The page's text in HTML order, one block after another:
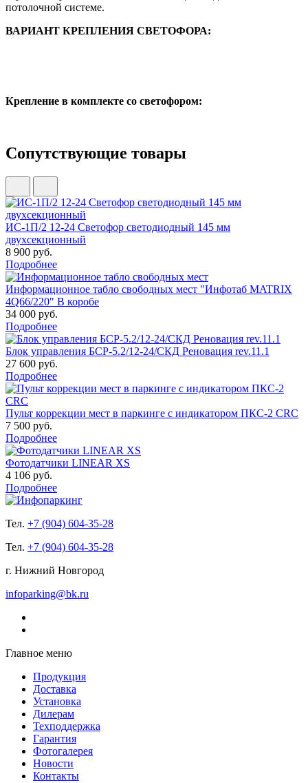
потолочной системе.
ВАРИАНТ КРЕПЛЕНИЯ СВЕТОФОРА:
Крепление в комплекте со светофором:
Сопутствующие товары
ИС-1П/2 12-24 Светофор светодиодный 145 мм
двухсекционный
8 900 руб.
Подробнее
Информационное табло свободных мест "Инфотаб MATRIX
4Q66/220" В коробе
34 000 руб.
Подробнее
Блок управления БСР-5.2/12-24/СКД Реновация rev.11.1
27 600 руб.
Подробнее
Пульт коррекции мест в паркинге с индикатором ПКС-2 CRC
7 500 руб.
Подробнее
Фотодатчики LINEAR XS
4 106 руб.
Подробнее
Тел. +7 (904) 604-35-28
Тел. +7 (904) 604-35-28
г. Нижний Новгород
infoparking@bk.ru
Главное меню
Продукция
Доставка
Установка
Дилерам
Техподдержка
Гарантия
Фотогалерея
Новости
Контакты